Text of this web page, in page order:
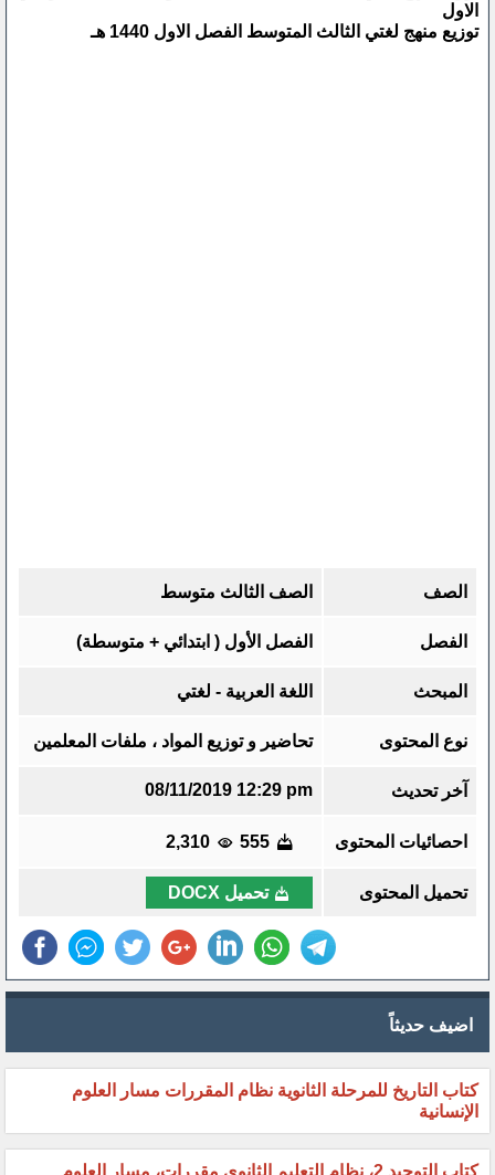
الاول
توزيع منهج لغتي الثالث المتوسط الفصل الاول 1440 هـ
الصف الصف الثالث متوسط
الفصل الفصل الأول ( ابتدائي + متوسطة)
المبحث اللغة العربية - لغتي
نوع المحتوى تحاضير و توزيع المواد ، ملفات المعلمين
آخر تحديث 08/11/2019 12:29 pm
احصائيات المحتوى 555
2,310
تحميل المحتوى تحميل DOCX
اضيف حديثاً
كتاب التاريخ للمرحلة الثانوية نظام المقررات مسار العلوم
الإنسانية
كتاب التوحيد 2، نظام التعليم الثانوي مقررات، مسار العلوم